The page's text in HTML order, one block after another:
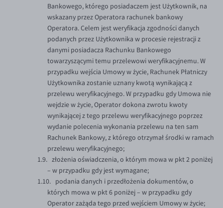
Bankowego, którego posiadaczem jest Użytkownik, na
wskazany przez Operatora rachunek bankowy
Operatora. Celem jest weryfikacja zgodności danych
podanych przez Użytkownika w procesie rejestracji z
danymi posiadacza Rachunku Bankowego
towarzyszącymi temu przelewowi weryfikacyjnemu. W
przypadku wejścia Umowy w życie, Rachunek Płatniczy
Użytkownika zostanie uznany kwotą wynikającą z
przelewu weryfikacyjnego. W przypadku gdy Umowa nie
wejdzie w życie, Operator dokona zwrotu kwoty
wynikającej z tego przelewu weryfikacyjnego poprzez
wydanie polecenia wykonania przelewu na ten sam
Rachunek Bankowy, z którego otrzymał środki w ramach
przelewu weryfikacyjnego;
złożenia oświadczenia, o którym mowa w pkt 2 poniżej
– w przypadku gdy jest wymagane;
podania danych i przedłożenia dokumentów, o
których mowa w pkt 6 poniżej – w przypadku gdy
Operator zażąda tego przed wejściem Umowy w życie;